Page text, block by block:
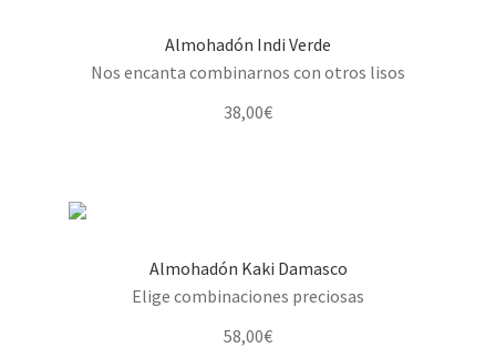
Almohadón Indi Verde
Nos encanta combinarnos con otros lisos
38,00€
Almohadón Kaki Damasco
Elige combinaciones preciosas
58,00€